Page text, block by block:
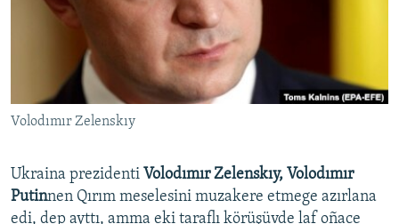
Русский
Українською
QOŞULIÑIZ!
RFE/RS bütün saytları
Volodımır Zelenskıy
Ukraina prezidenti Volodımır Zelenskıy, Volodımır
Putinnen Qırım meselesini muzakere etmege azırlana
edi, dep ayttı, amma eki taraflı körüşüvde laf oñace